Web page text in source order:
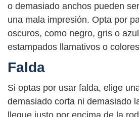
o demasiado anchos pueden
una mala impresión. Opta por
oscuros, como negro, gris o
estampados llamativos o
Falda
Si optas por usar falda, elige
demasiado corta ni demasiado